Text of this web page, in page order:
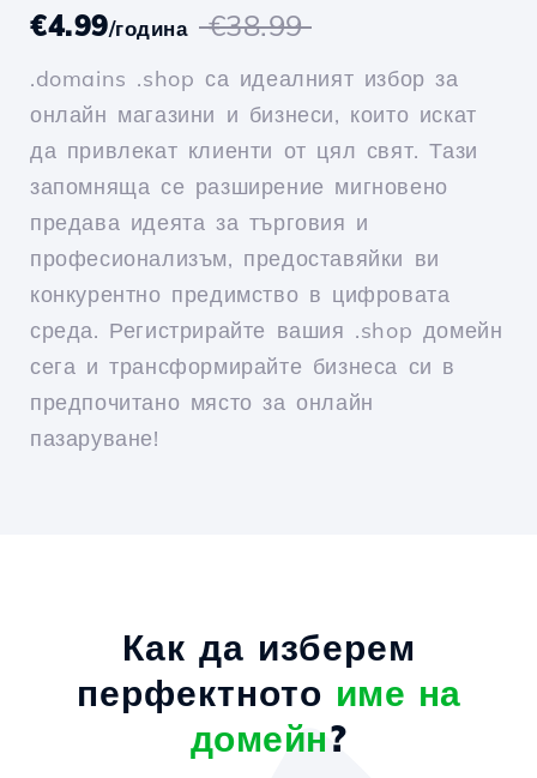
€4.99/година €38.99
.domains .shop са идеалният избор за
онлайн магазини и бизнеси, които искат
да привлекат клиенти от цял свят. Тази
запомняща се разширение мигновено
предава идеята за търговия и
професионализъм, предоставяйки ви
конкурентно предимство в цифровата
среда. Регистрирайте вашия .shop домейн
сега и трансформирайте бизнеса си в
предпочитано място за онлайн
пазаруване!
Как да изберем
перфектното име на
домейн?